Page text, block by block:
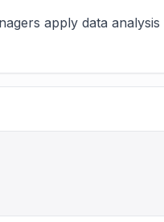
apply data